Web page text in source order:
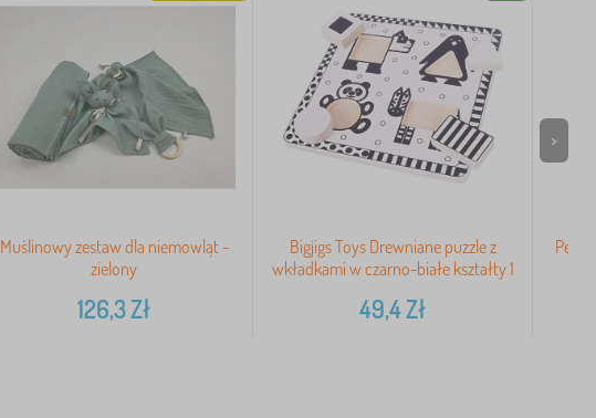
Muślinowy zestaw dla niemowląt -
zielony
126,3Zł
Bigjigs Toys Drewniane puzzle z
wkładkami w czarno-białe kształty 1
49,4Zł
Petit
>